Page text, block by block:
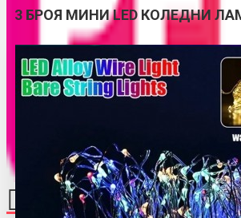
3 БРОЯ МИНИ LED КОЛЕДНИ